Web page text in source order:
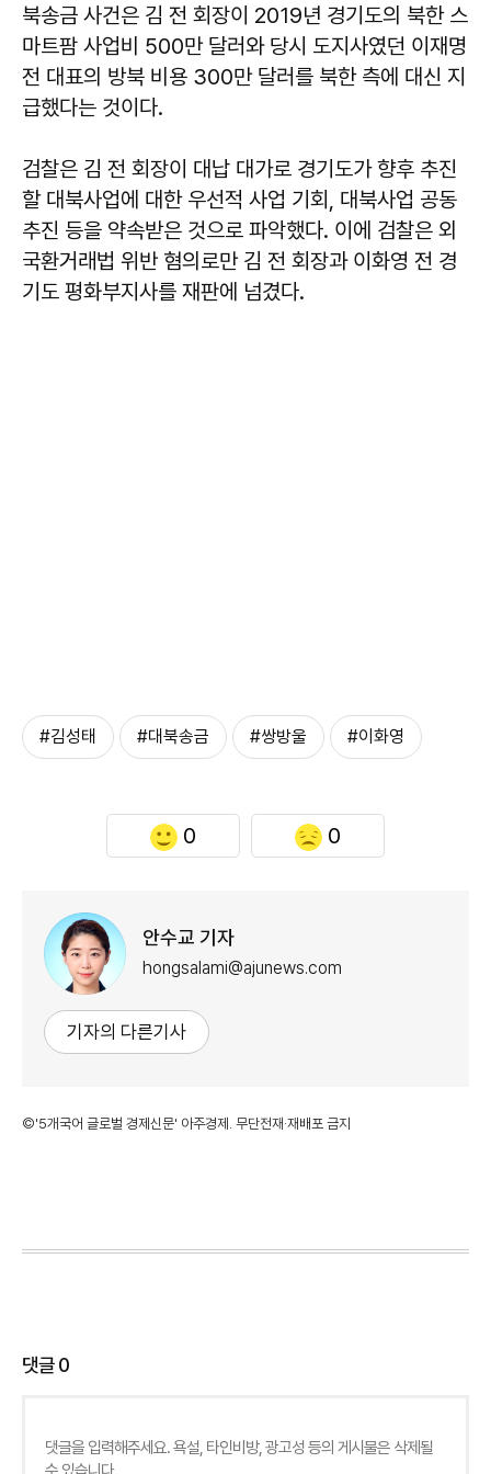
북송금 사건은 김 전 회장이 2019년 경기도의 북한 스
마트팜 사업비 500만 달러와 당시 도지사였던 이재명
전 대표의 방북 비용 300만 달러를 북한 측에 대신 지
급했다는 것이다.
검찰은 김 전 회장이 대납 대가로 경기도가 향후 추진
할 대북사업에 대한 우선적 사업 기회, 대북사업 공동
추진 등을 약속받은 것으로 파악했다. 이에 검찰은 외
국환거래법 위반 혐의로만 김 전 회장과 이화영 전 경
기도 평화부지사를 재판에 넘겼다.
#김성태 #대북송금 #쌍방울 #이화영
0 0
안수교 기자
hongsalami@ajunews.com
기자의 다른기사
©'5개국어 글로벌 경제신문' 아주경제. 무단전재·재배포 금지
댓글0